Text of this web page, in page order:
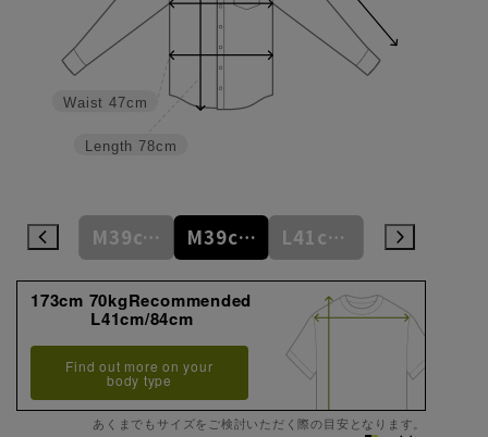
Length 78cm
Waist 47cm
M39cm/86cm M39cm/88cm L41cm/82cm
173cm 70kgRecommended
L41cm/84cm
Find out more on your
body type
あくまでもサイズをご検討いただく際の目安となります。